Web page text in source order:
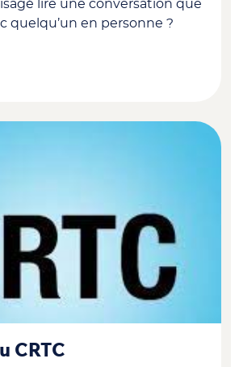
lire une conversation que
quelqu’un en personne ?
CRTC